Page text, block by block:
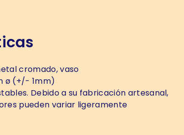
cromado, vaso
ø (+/- 1mm)
Debido a su fabricación artesanal,
pueden variar ligeramente